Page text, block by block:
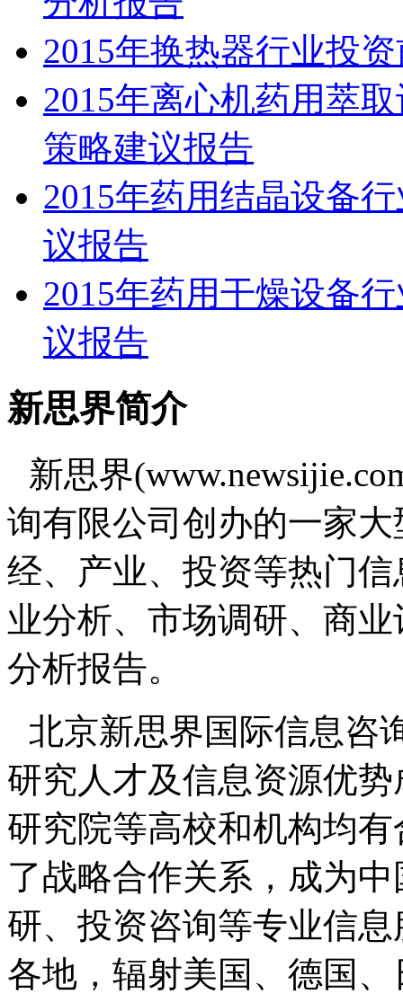
2015年换热器行业投
2015年离心机药用萃
策略建议报告
2015年药用结晶设备
议报告
2015年药用干燥设备
议报告
新思界简介
新思界
询有限公司创办的一家
经、产业、投资等热门
业分析、市场调研、商
分析报告。
北京新思界国际信息咨
研究人才及信息资源优
研究院等高校和机构均
了战略合作关系，成为
研、投资咨询等专业信
各地，辐射美国、德国